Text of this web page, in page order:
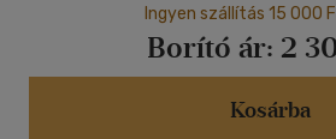
előre értelmes módon, a szociális
arról van szó, hogy az ember
emlékezzen arra, mi vezetett el minket
körülményeihez - minek kellene
Ingyen szállítás 15 000
Borító ár: 2
Kosárba